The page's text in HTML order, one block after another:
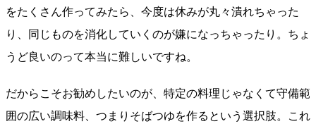
をたくさん作ってみたら、今度は休みが丸々潰れちゃった
り、同じものを消化していくのが嫌になっちゃったり。ちょ
うど良いのって本当に難しいですね。
だからこそお勧めしたいのが、特定の料理じゃなくて守備範
囲の広い調味料、つまりそばつゆを作るという選択肢。これ